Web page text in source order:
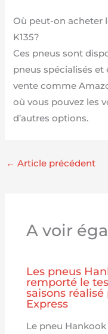
Où peut-on acheter
K135?
Ces pneus sont
pneus spécialisés
vente comme
où vous pouvez les
d’autres options.
← Article précédent
A voir
Les pneus
remporté le
saisons
Express
Le pneu Hankook